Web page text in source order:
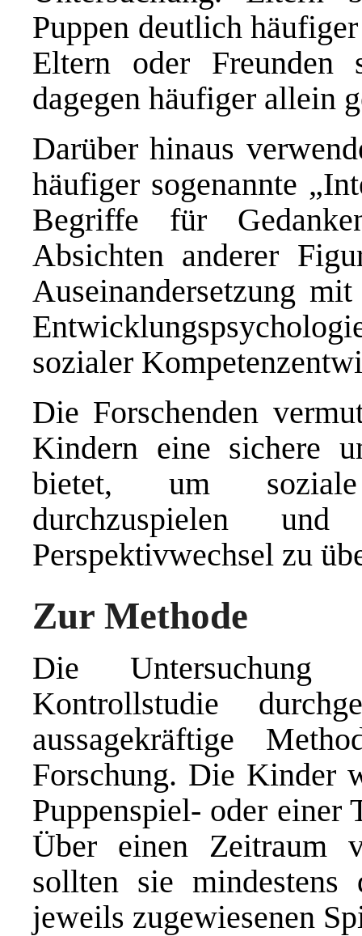
Puppen deutlich
Eltern oder Freunden
dagegen häufiger allein
Darüber hinaus
häufiger sogenannte
Begriffe für
Absichten anderer
Auseinandersetzung
sozialer
Die Forschenden
Kindern eine sichere
bietet, um soziale
durchzuspielen
Perspektivwechsel zu
Zur Methode
Die Untersuchung
Kontrollstudie
aussagekräftige
Forschung. Die Kinder
Puppenspiel- oder einer
Über einen Zeitraum
sollten sie
jeweils zugewiesenen